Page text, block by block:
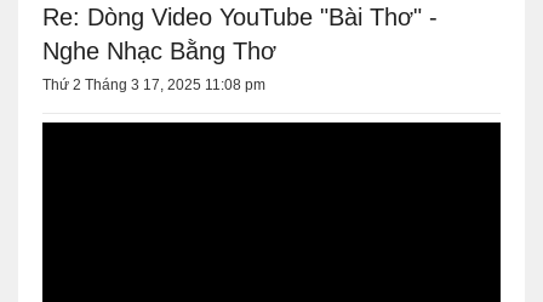
Re: Dòng Video YouTube "Bài Thơ" -
Nghe Nhạc Bằng Thơ
Thứ 2 Tháng 3 17, 2025 11:08 pm